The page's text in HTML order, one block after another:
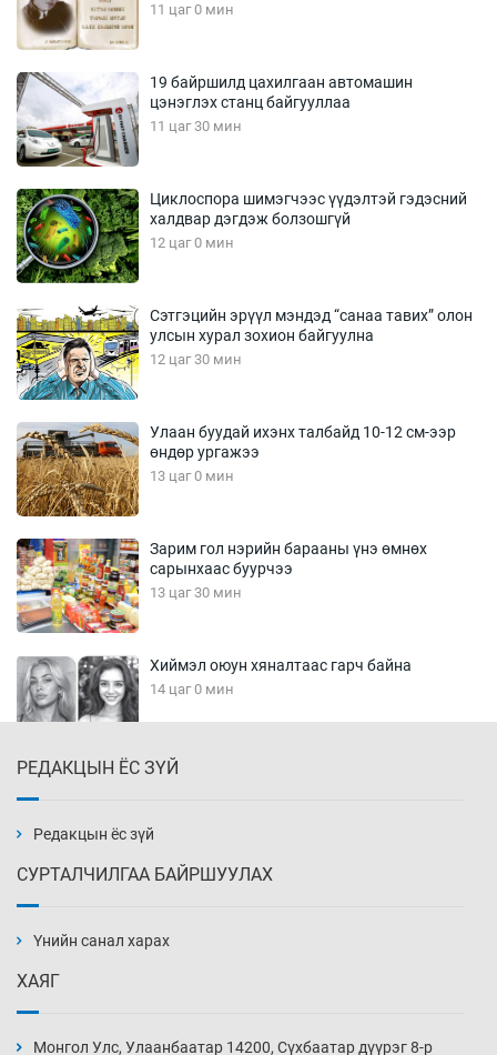
11 цаг 0 мин
19 байршилд цахилгаан автомашин
цэнэглэх станц байгууллаа
11 цаг 30 мин
Циклоспора шимэгчээс үүдэлтэй гэдэсний
халдвар дэгдэж болзошгүй
12 цаг 0 мин
Сэтгэцийн эрүүл мэндэд “санаа тавих” олон
улсын хурал зохион байгуулна
12 цаг 30 мин
Улаан буудай ихэнх талбайд 10-12 см-ээр
өндөр ургажээ
13 цаг 0 мин
Зарим гол нэрийн барааны үнэ өмнөх
сарынхаас буурчээ
13 цаг 30 мин
Хиймэл оюун хяналтаас гарч байна
14 цаг 0 мин
14 цаг 30 мин
нэмэгджээ
РЕДАКЦЫН ЁС ЗҮЙ
Редакцын ёс зүй
СУРТАЛЧИЛГАА БАЙРШУУЛАХ
Үнийн санал харах
ХАЯГ
Монгол Улс, Улаанбаатар 14200, Сүхбаатар дүүрэг 8-р